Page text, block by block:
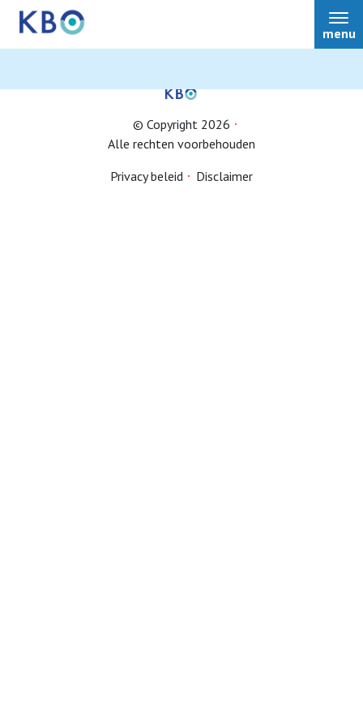
menu
© Copyright 2026
Alle rechten voorbehouden
Privacy beleid
Disclaimer